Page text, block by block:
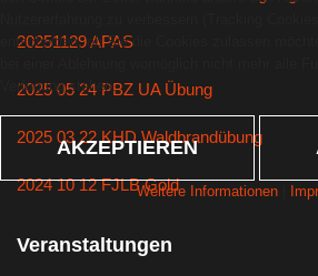
20251129 APAS
2025 05 24 PBZ UA Übung
2025 03 22 KHD Waldbrandübung
2024 10 12 FJLB Gold
Veranstaltungen
entscheiden, ob Sie die Cookies zulassen
Verfügung stehen.
AKZEPTIEREN
Weitere Informationen|